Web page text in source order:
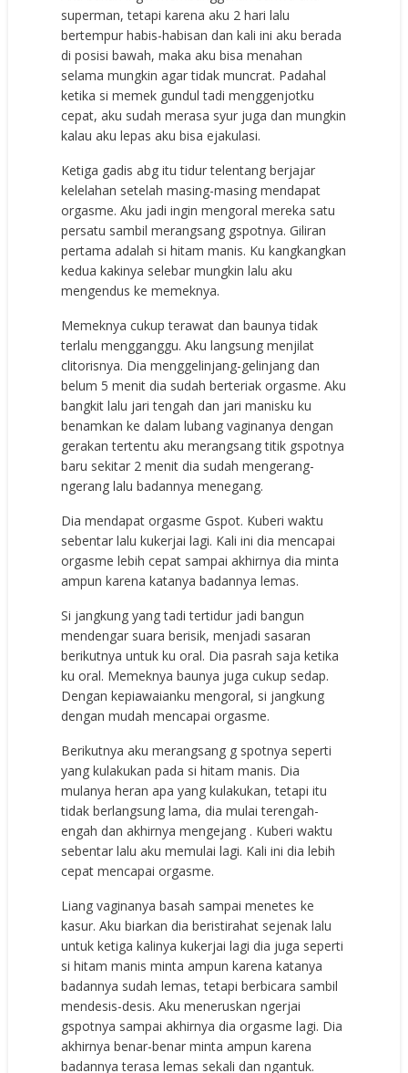
superman, tetapi karena aku 2 hari lalu
bertempur habis-habisan dan kali ini aku berada
di posisi bawah, maka aku bisa menahan
selama mungkin agar tidak muncrat. Padahal
ketika si memek gundul tadi menggenjotku
cepat, aku sudah merasa syur juga dan mungkin
kalau aku lepas aku bisa ejakulasi.
Ketiga gadis abg itu tidur telentang berjajar
kelelahan setelah masing-masing mendapat
orgasme. Aku jadi ingin mengoral mereka satu
persatu sambil merangsang gspotnya. Giliran
pertama adalah si hitam manis. Ku kangkangkan
kedua kakinya selebar mungkin lalu aku
mengendus ke memeknya.
Memeknya cukup terawat dan baunya tidak
terlalu mengganggu. Aku langsung menjilat
clitorisnya. Dia menggelinjang-gelinjang dan
belum 5 menit dia sudah berteriak orgasme. Aku
bangkit lalu jari tengah dan jari manisku ku
benamkan ke dalam lubang vaginanya dengan
gerakan tertentu aku merangsang titik gspotnya
baru sekitar 2 menit dia sudah mengerang-
ngerang lalu badannya menegang.
Dia mendapat orgasme Gspot. Kuberi waktu
sebentar lalu kukerjai lagi. Kali ini dia mencapai
orgasme lebih cepat sampai akhirnya dia minta
ampun karena katanya badannya lemas.
Si jangkung yang tadi tertidur jadi bangun
mendengar suara berisik, menjadi sasaran
berikutnya untuk ku oral. Dia pasrah saja ketika
ku oral. Memeknya baunya juga cukup sedap.
Dengan kepiawaianku mengoral, si jangkung
dengan mudah mencapai orgasme.
Berikutnya aku merangsang g spotnya seperti
yang kulakukan pada si hitam manis. Dia
mulanya heran apa yang kulakukan, tetapi itu
tidak berlangsung lama, dia mulai terengah-
engah dan akhirnya mengejang . Kuberi waktu
sebentar lalu aku memulai lagi. Kali ini dia lebih
cepat mencapai orgasme.
Liang vaginanya basah sampai menetes ke
kasur. Aku biarkan dia beristirahat sejenak lalu
untuk ketiga kalinya kukerjai lagi dia juga seperti
si hitam manis minta ampun karena katanya
badannya sudah lemas, tetapi berbicara sambil
mendesis-desis. Aku meneruskan ngerjai
gspotnya sampai akhirnya dia orgasme lagi. Dia
akhirnya benar-benar minta ampun karena
badannya terasa lemas sekali dan ngantuk.